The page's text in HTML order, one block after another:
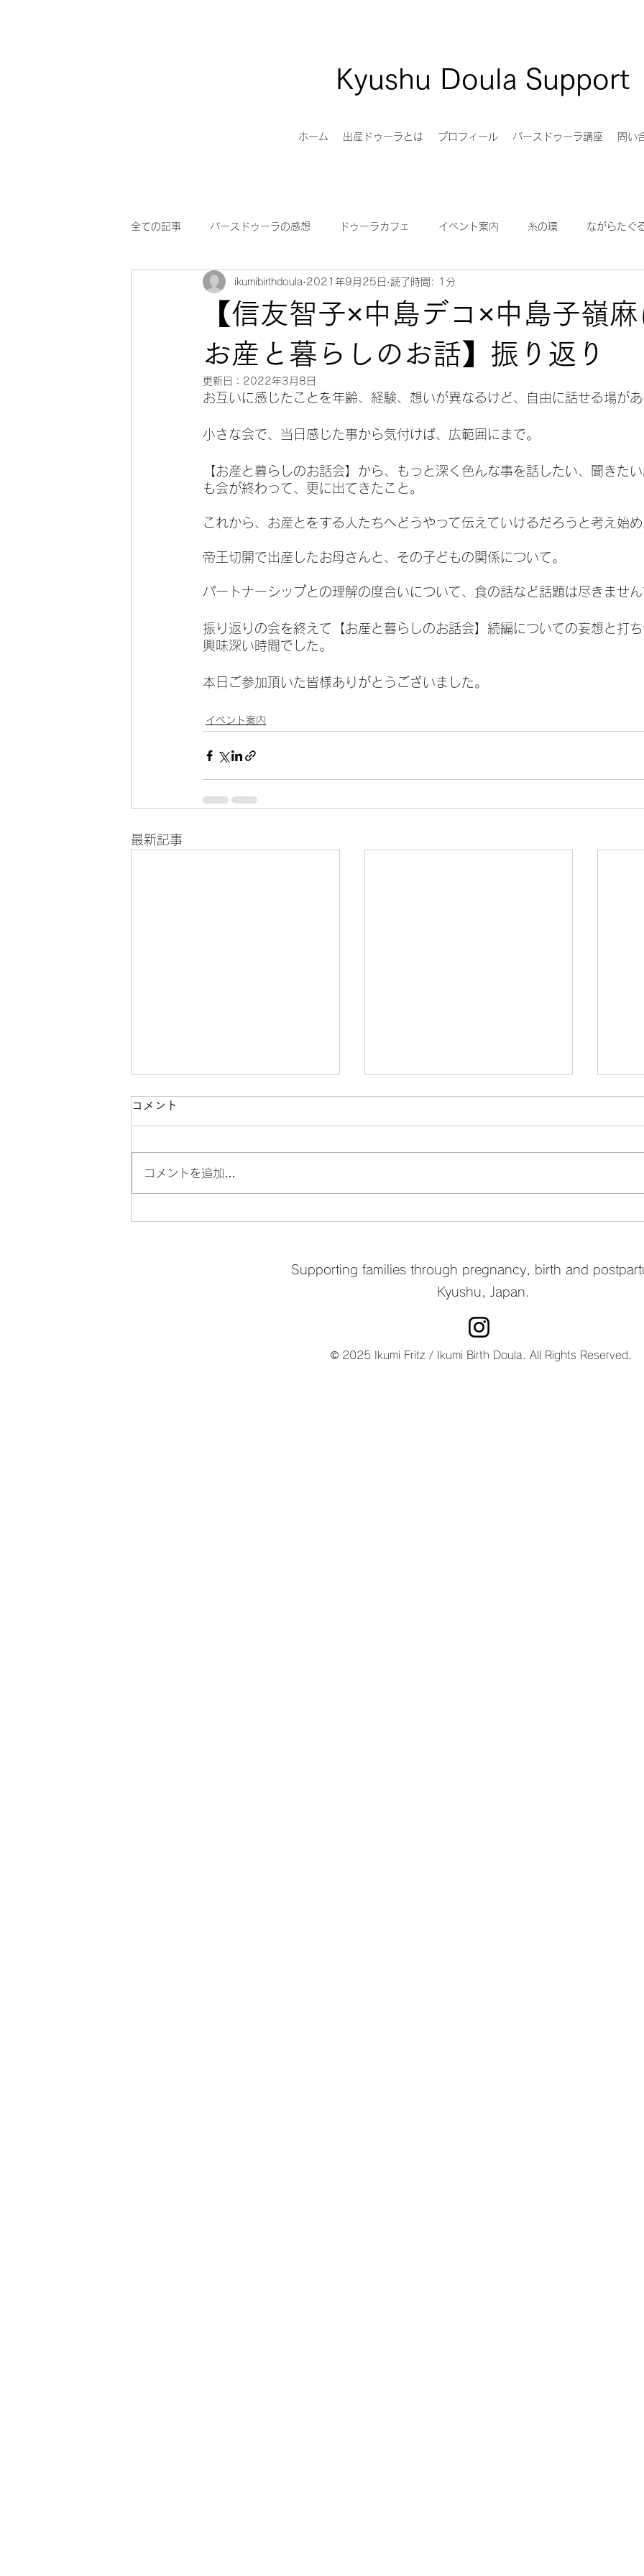
Kyushu Doula Support
ホーム 出産ドゥーラとは プロフィール バースドゥーラ講座 問い
全ての記事 バースドゥーラの感想 ドゥーラカフェ イベント案内 糸の環 ながらたぐ
ドゥーラサービス 外国籍ご家族サポート バースアート
パパ・パートナーの気持ち
【信友智子×中島デコ×中島子嶺麻
お産と暮らしのお話】振り返り
ikumibirthdoula 2021年9月25日 読了時間: 1分
更新日： 2022年3月8日
お互いに感じたことを年齢、経験、想いが異なるけど、自由に話せる場があ
小さな会で、当日感じた事から気付けば、広範囲にまで。
【お産と暮らしのお話会】から、もっと深く色んな事を話したい、聞きた
も会が終わって、更に出てきたこと。
これから、お産とをする人たちへどうやって伝えていけるだろうと考え始め
帝王切開で出産したお母さんと、その子どもの関係について。
パートナーシップとの理解の度合いについて、食の話など話題は尽きません
振り返りの会を終えて【お産と暮らしのお話会】続編についての妄想と打
興味深い時間でした。
本日ご参加頂いた皆様ありがとうございました。
イベント案内
最新記事
【信友智子×中島デコ×中島子
『
話』
コメント
コメントを追加…
Supporting families through pregnancy, birth and
Kyushu, Japan.
© 2025 Ikumi Fritz / Ikumi Birth Doula. All Rights Reserved.